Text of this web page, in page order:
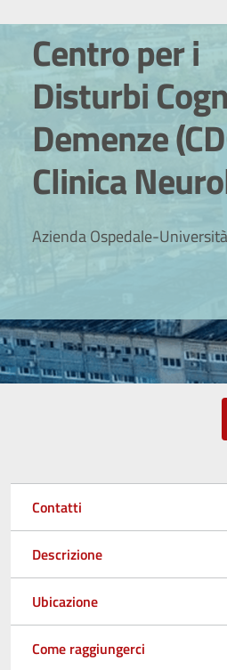
Centro per i
Disturbi
Demenze
Clinica
Azienda Ospedale-
Contatti
Descrizione
Ubicazione
Come raggiungerci